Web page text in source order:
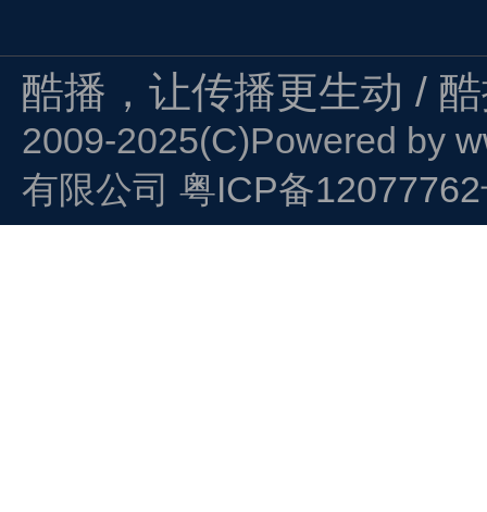
酷播，让传播更生动 /
2009-2025(C)Powered by
有限公司 粤ICP备